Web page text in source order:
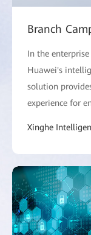
Branch
In the
Huawei's
solution
experience for
Xinghe